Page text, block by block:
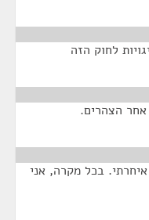
לחוק הזה
אחר הצהרים.
בכל מקרה, אני